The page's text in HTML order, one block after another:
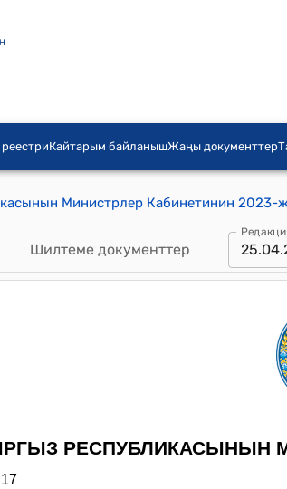
Кайтарым байланышЖаңы документтер
Шилтеме документтер